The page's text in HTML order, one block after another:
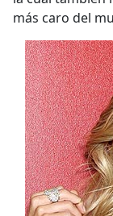
más caro del